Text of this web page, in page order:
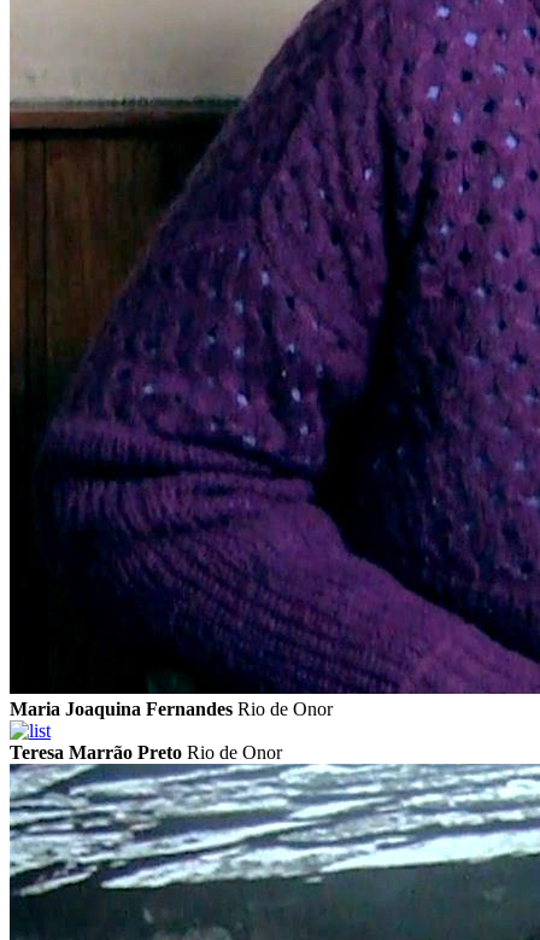
Maria Joaquina Fernandes Rio de Onor
Teresa Marrão Preto Rio de Onor